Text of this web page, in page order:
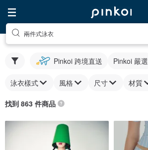
兩件式泳衣
Pinkoi 跨境直送 Pinkoi 嚴選
泳衣樣式 風格 尺寸 材質
找到 863 件商品